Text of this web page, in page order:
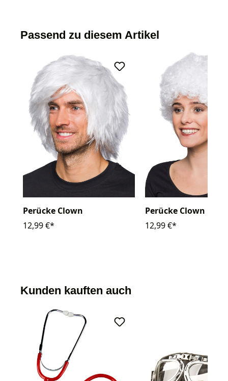
Passend zu diesem Artikel
Perücke Clown
12,99 €*
Perücke Clown
12,99 €*
Kunden kauften auch